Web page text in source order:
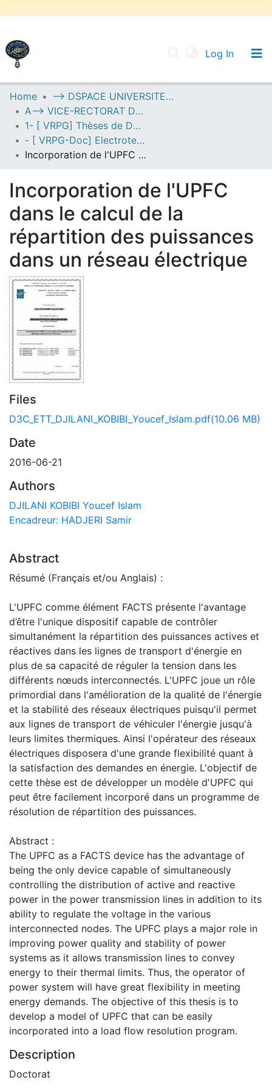
Log In
UNIVERSITY OF D.L SIDI BEL ABBES
Communities & Collections
All of DSpace
Statistics
Home
--> DSPACE UNIVERSITE DJILALLI LIABES DE SIDI BEL ABBES
A--> VICE-RECTORAT DE LA POST-GRADUATION
1- [ VRPG] Thèses de Doctorat
- [ VRPG-Doc] Electrotechnique --- كهروتقني
Incorporation de l'UPFC dans le calcul de la répartition des puissances dans un réseau électrique
Incorporation de l'UPFC
dans le calcul de la
répartition des puissances
dans un réseau électrique
Files
D3C_ETT_DJILANI_KOBIBI_Youcef_Islam.pdf(10.06 MB)
Date
2016-06-21
Authors
DJILANI KOBIBI Youcef Islam
Encadreur: HADJERI Samir
Abstract
Résumé (Français et/ou Anglais) :
L'UPFC comme élément FACTS présente l'avantage
d’être l'unique dispositif capable de contrôler
simultanément la répartition des puissances actives et
réactives dans les lignes de transport d'énergie en
plus de sa capacité de réguler la tension dans les
différents nœuds interconnectés. L'UPFC joue un rôle
primordial dans l'amélioration de la qualité de l'énergie
et la stabilité des réseaux électriques puisqu'il permet
aux lignes de transport de véhiculer l'énergie jusqu'à
leurs limites thermiques. Ainsi l'opérateur des réseaux
électriques disposera d'une grande flexibilité quant à
la satisfaction des demandes en énergie. L'objectif de
cette thèse est de développer un modèle d'UPFC qui
peut être facilement incorporé dans un programme de
résolution de répartition des puissances.
Abstract :
The UPFC as a FACTS device has the advantage of
being the only device capable of simultaneously
controlling the distribution of active and reactive
power in the power transmission lines in addition to its
ability to regulate the voltage in the various
interconnected nodes. The UPFC plays a major role in
improving power quality and stability of power
systems as it allows transmission lines to convey
energy to their thermal limits. Thus, the operator of
power system will have great flexibility in meeting
energy demands. The objective of this thesis is to
develop a model of UPFC that can be easily
incorporated into a load flow resolution program.
Description
Doctorat